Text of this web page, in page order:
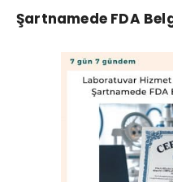
Şartnamede FDA